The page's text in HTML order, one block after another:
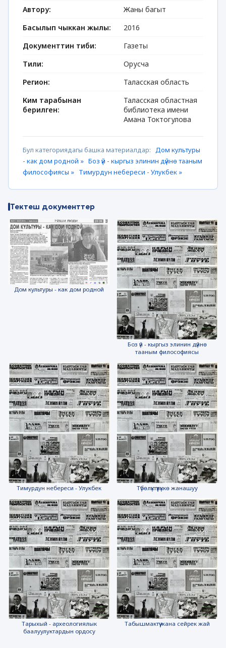
Автору:
Жаны багыт
Басылып чыккан жылы:
2016
Документтин тиби:
Газеты
Тили:
Орусча
Регион:
Таласская область
Ким тарабынан
берилген:
Таласская областная
библиотека имени
Амана Токтогулова
Бул категориядагы башка материалдар: Дом культуры
- как дом родной » Боз үй - кыргыз элинин дүйнө тааным
философиясы » Тимурдун небереси - Улукбек »
Тектеш документтер
Дом культуры - как дом родной
Боз үй - кыргыз элинин дүйнө
тааным философиясы
Тимурдун небереси - Улукбек Түбөлүктүүлүккө жанашуу
Тарыхый - археологиялык
баалуулуктардын ордосу
Табышмактүү жана сейрек жай